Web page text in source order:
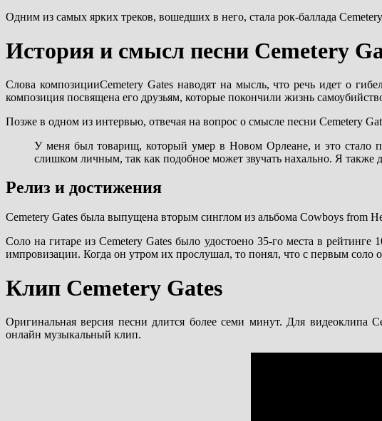
Одним из самых ярких треков, вошедших в него, стала рок-баллада
История и смысл песни Cemetery
Слова композицииCemetery Gates наводят на мысль, что речь идет о
композиция посвящена его друзьям, которые покончили жизнь
Позже в одном из интервью, отвечая на вопрос о смысле песни Cemetery
У меня был товарищ, который умер в Новом Орлеане, и это стало
слишком личным, так как подобное может звучать нахально. Я
Релиз и достижения
Cemetery Gates была выпущена вторым синглом из альбома Cowboys from
Соло на гитаре из Cemetery Gates было удостоено 35-го места в
импровизации. Когда он утром их прослушал, то понял, что с первым соло
Клип Cemetery Gates
Оригинальная версия песни длится более семи минут. Для видеоклипа
онлайн музыкальный клип.